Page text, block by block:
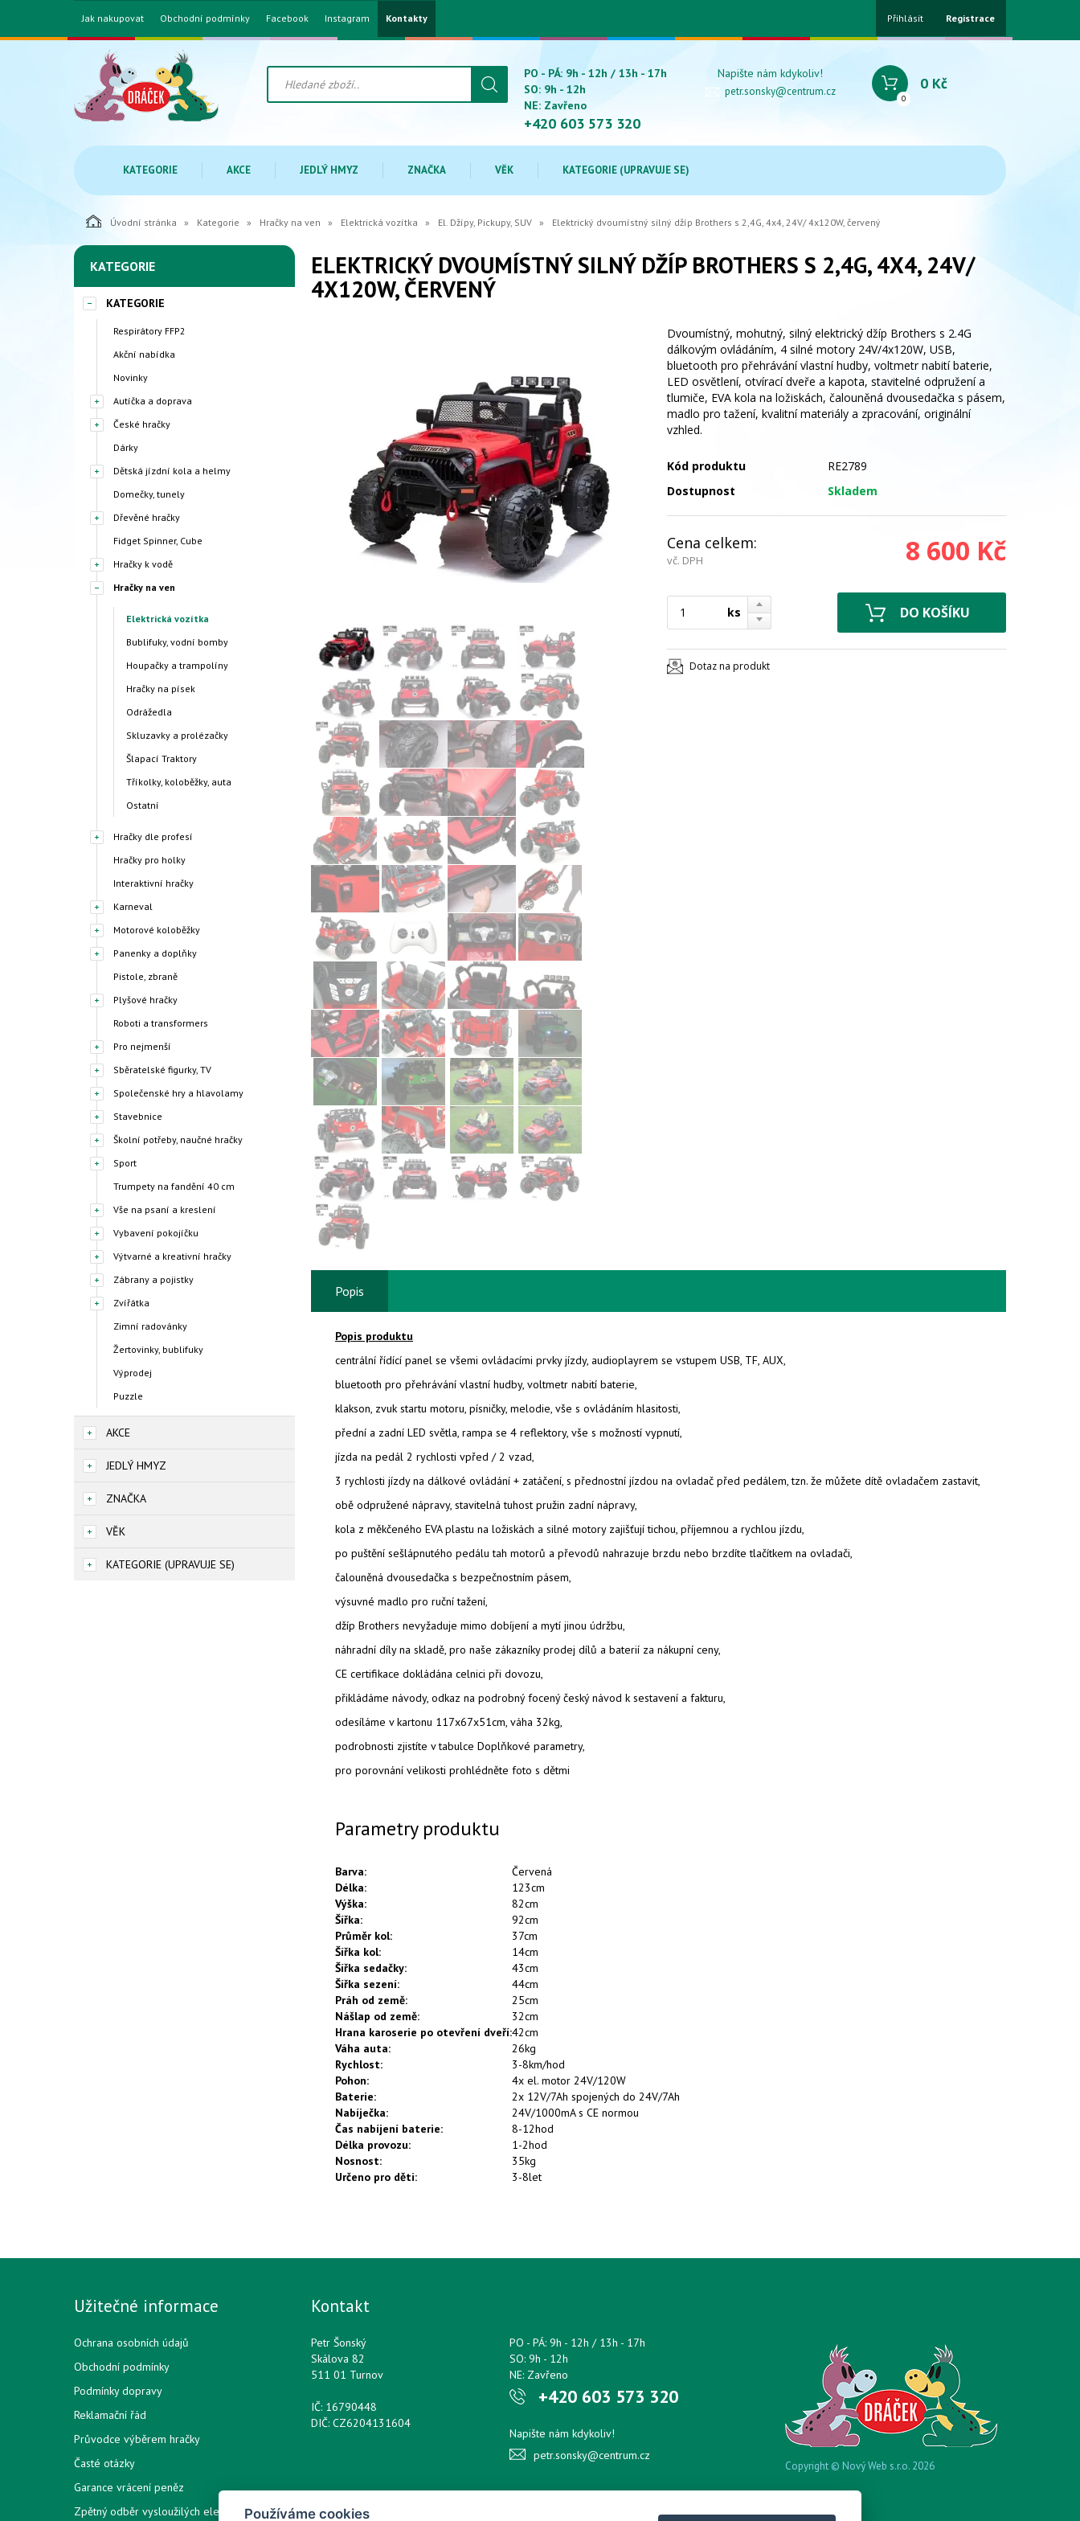
Jak nakupovat Obchodní podmínky Facebook Instagram Kontakty Přihlásit Registrace
PO - PÁ: 9h - 12h / 13h - 17h
SO: 9h - 12h
NE: Zavřeno
+420 603 573 320
Napište nám kdykoliv!
petr.sonsky@centrum.cz
0
0 Kč
KATEGORIE AKCE JEDLÝ HMYZ ZNAČKA VĚK KATEGORIE (UPRAVUJE SE)
Úvodní stránka Kategorie Hračky na ven Elektrická vozítka El. Džípy, Pickupy, SUV Elektrický dvoumístný silný džíp Brothers s 2,4G, 4x4, 24V/ 4x120W, červený
KATEGORIE
KATEGORIE
Respirátory FFP2
Akční nabídka
Novinky
Autíčka a doprava
České hračky
Dárky
Dětská jízdní kola a helmy
Domečky, tunely
Dřevěné hračky
Fidget Spinner, Cube
Hračky k vodě
Hračky na ven
Elektrická vozítka
Bublifuky, vodní bomby
Houpačky a trampolíny
Hračky na písek
Odrážedla
Skluzavky a prolézačky
Šlapací Traktory
Tříkolky, koloběžky, auta
Ostatní
Hračky dle profesí
Hračky pro holky
Interaktivní hračky
Karneval
Motorové koloběžky
Panenky a doplňky
Pistole, zbraně
Plyšové hračky
Roboti a transformers
Pro nejmenší
Sběratelské figurky, TV
Společenské hry a hlavolamy
Stavebnice
Školní potřeby, naučné hračky
Sport
Trumpety na fandění 40 cm
Vše na psaní a kreslení
Vybavení pokojíčku
Výtvarné a kreativní hračky
Zábrany a pojistky
Zvířátka
Zimní radovánky
Žertovinky, bublifuky
Výprodej
Puzzle
AKCE
JEDLÝ HMYZ
ZNAČKA
VĚK
KATEGORIE (UPRAVUJE SE)
ELEKTRICKÝ DVOUMÍSTNÝ SILNÝ DŽÍP BROTHERS S 2,4G, 4X4, 24V/
4X120W, ČERVENÝ
Dvoumístný, mohutný, silný elektrický džíp Brothers s 2.4G
dálkovým ovládáním, 4 silné motory 24V/4x120W, USB,
bluetooth pro přehrávání vlastní hudby, voltmetr nabití baterie,
LED osvětlení, otvírací dveře a kapota, stavitelné odpružení a
tlumiče, EVA kola na ložiskách, čalouněná dvousedačka s pásem,
madlo pro tažení, kvalitní materiály a zpracování, originální
vzhled.
Kód produktu
RE2789
Dostupnost
Skladem
Cena celkem:
vč. DPH 8 600 Kč
ks
Dotaz na produkt
Popis
Popis produktu
centrální řídící panel se všemi ovládacími prvky jízdy, audioplayrem se vstupem USB, TF, AUX,
bluetooth pro přehrávání vlastní hudby, voltmetr nabití baterie,
klakson, zvuk startu motoru, písničky, melodie, vše s ovládáním hlasitosti,
přední a zadní LED světla, rampa se 4 reflektory, vše s možností vypnutí,
jízda na pedál 2 rychlosti vpřed / 2 vzad,
3 rychlosti jízdy na dálkové ovládání + zatáčení, s přednostní jízdou na ovladač před pedálem, tzn. že můžete dítě ovladačem zastavit,
obě odpružené nápravy, stavitelná tuhost pružin zadní nápravy,
kola z měkčeného EVA plastu na ložiskách a silné motory zajišťují tichou, příjemnou a rychlou jízdu,
po puštění sešlápnutého pedálu tah motorů a převodů nahrazuje brzdu nebo brzdíte tlačítkem na ovladači,
čalouněná dvousedačka s bezpečnostním pásem,
výsuvné madlo pro ruční tažení,
džíp Brothers nevyžaduje mimo dobíjení a mytí jinou údržbu,
náhradní díly na skladě, pro naše zákazníky prodej dílů a baterií za nákupní ceny,
CE certifikace dokládána celnici při dovozu,
přikládáme návody, odkaz na podrobný focený český návod k sestavení a fakturu,
odesíláme v kartonu 117x67x51cm, váha 32kg,
podrobnosti zjistíte v tabulce Doplňkové parametry,
pro porovnání velikosti prohlédněte foto s dětmi
Parametry produktu
Barva:
Červená
Délka:
123cm
Výška:
82cm
Šířka:
92cm
Průměr kol:
37cm
Šířka kol:
14cm
Šířka sedačky:
43cm
Šířka sezení:
44cm
Práh od země:
25cm
Nášlap od země:
32cm
Hrana karoserie po otevření dveří:42cm
Váha auta:
26kg
Rychlost:
3-8km/hod
Pohon:
4x el. motor 24V/120W
Baterie:
2x 12V/7Ah spojených do 24V/7Ah
Nabíječka:
24V/1000mA s CE normou
Čas nabíjení baterie:
8-12hod
Délka provozu:
1-2hod
Nosnost:
35kg
Určeno pro děti: 3-8let
Užitečné informace
Ochrana osobních údajů
Obchodní podmínky
Podmínky dopravy
Reklamační řád
Průvodce výběrem hračky
Časté otázky
Garance vrácení peněz
Zpětný odběr vysloužilých elektrozařízení /
Kontakt
Petr Šonský
Skálova 82
511 01 Turnov
IČ: 16790448
DIČ: CZ6204131604
PO - PÁ: 9h - 12h / 13h - 17h
SO: 9h - 12h
NE: Zavřeno
+420 603 573 320
Napište nám kdykoliv!
petr.sonsky@centrum.cz
Copyright © Nový Web s.r.o. 2026
Používáme cookies